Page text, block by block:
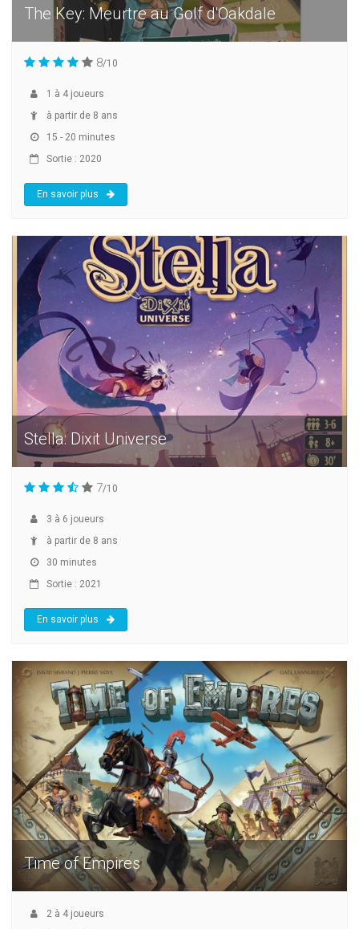
The Key: Meurtre au Golf d'Oakdale
8/10
1 à 4 joueurs
à partir de 8 ans
15 - 20 minutes
Sortie : 2020
En savoir plus
Stella: Dixit Universe
7/10
3 à 6 joueurs
à partir de 8 ans
30 minutes
Sortie : 2021
En savoir plus
Time of Empires
2 à 4 joueurs